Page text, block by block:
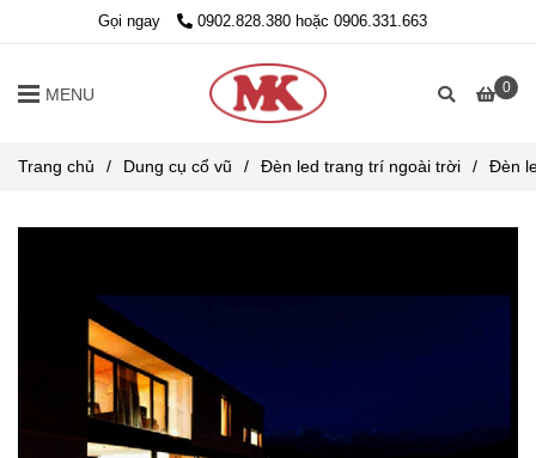
Gọi ngay 0902.828.380 hoặc 0906.331.663
0
MENU
Trang chủ / Dung cụ cổ vũ / Đèn led trang trí ngoài trời / Đèn